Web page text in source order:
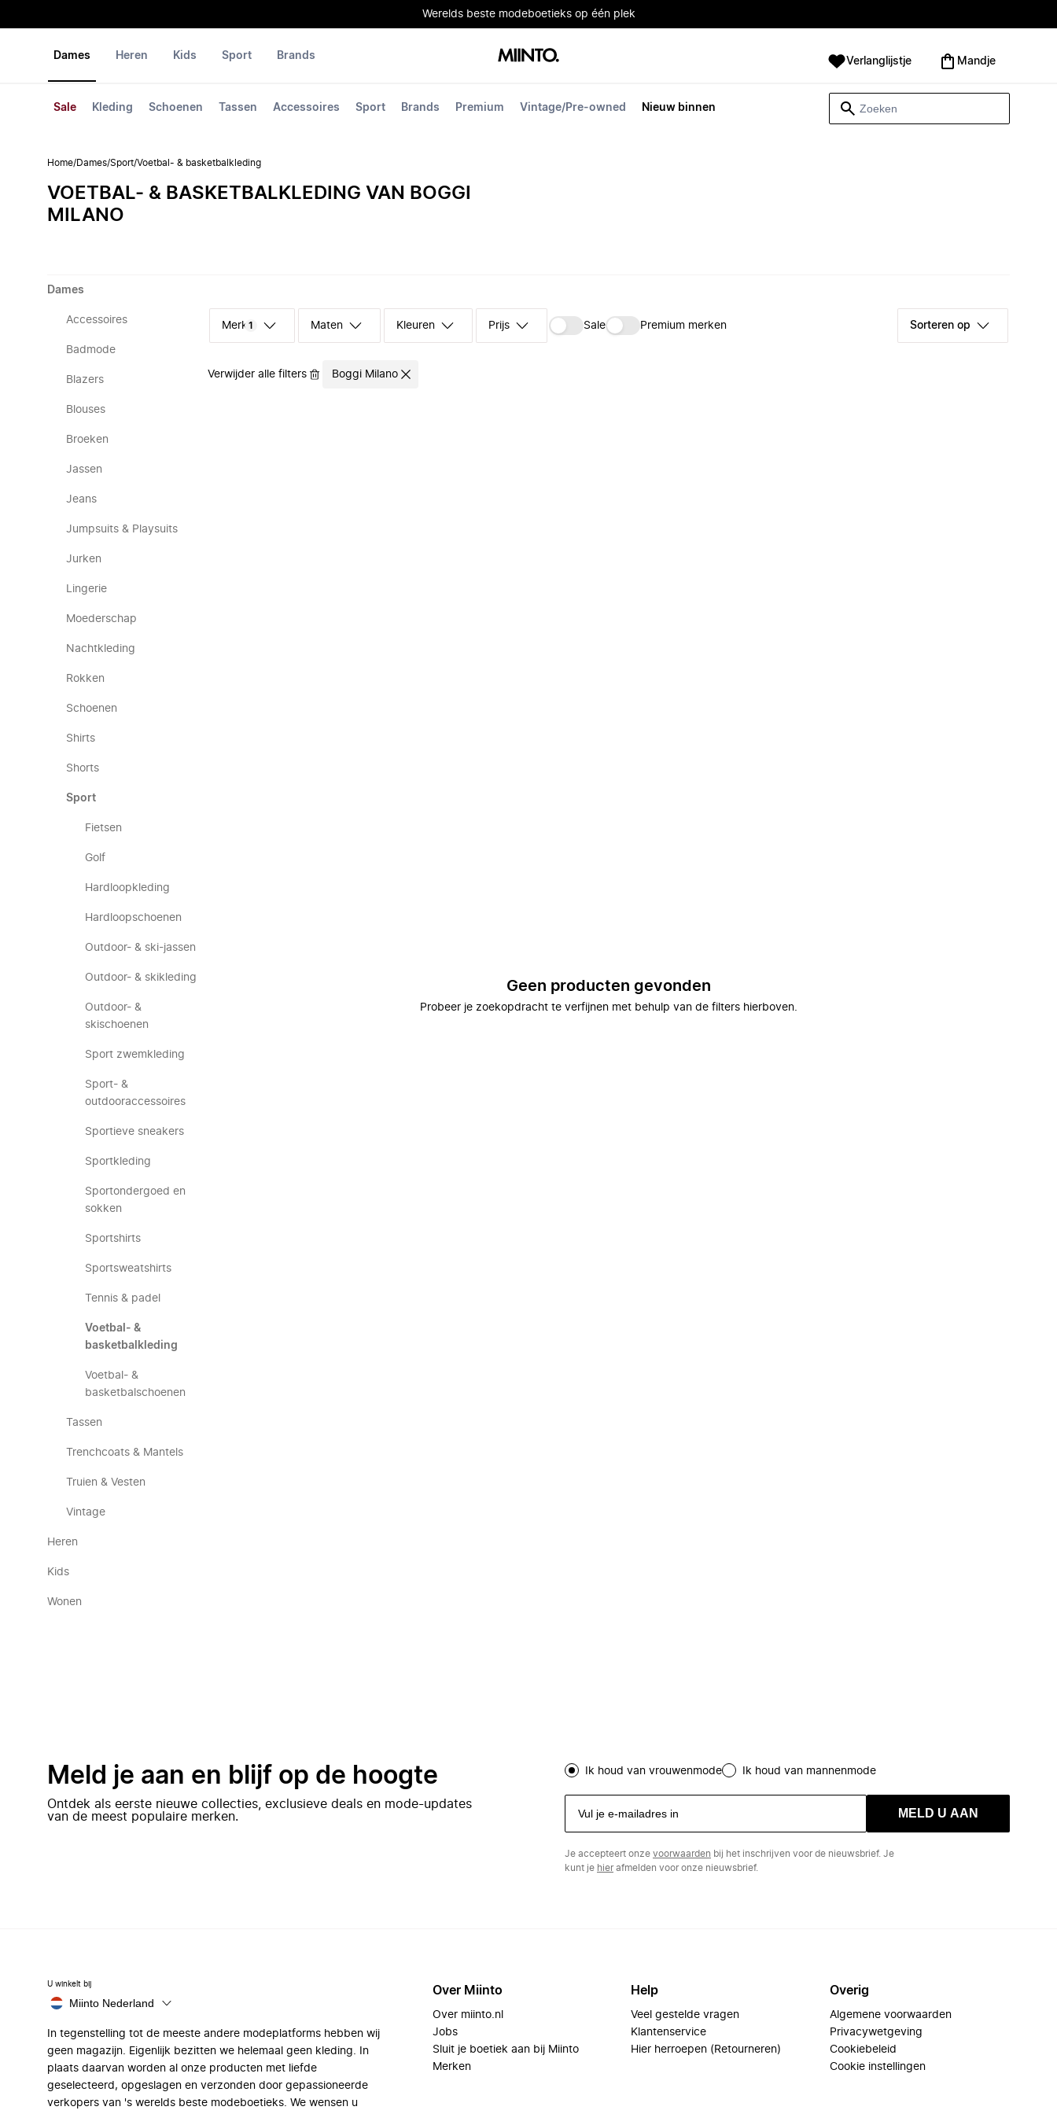
Werelds beste modeboetieks op één plek
Dames
Sale Kleding Schoenen Tassen Accessoires Sport Brands Premium Vintage/Pre-owned Nieuw binnen
Heren Kids Sport Brands Verlanglijstje Mandje
Home/Dames/Sport/Voetbal- & basketbalkleding
VOETBAL- & BASKETBALKLEDING VAN BOGGI
MILANO
Dames
Accessoires
Badmode
Blazers
Blouses
Broeken
Jassen
Jeans
Jumpsuits & Playsuits
Jurken
Lingerie
Moederschap
Nachtkleding
Rokken
Schoenen
Shirts
Shorts
Sport
Fietsen
Golf
Hardloopkleding
Hardloopschoenen
Outdoor- & ski-jassen
Outdoor- & skikleding
Outdoor- &
skischoenen
Sport zwemkleding
Sport- &
outdooraccessoires
Sportieve sneakers
Sportkleding
Sportondergoed en
sokken
Sportshirts
Sportsweatshirts
Tennis & padel
Voetbal- &
basketbalkleding
Voetbal- &
basketbalschoenen
Tassen
Trenchcoats & Mantels
Truien & Vesten
Vintage
Heren
Kids
Wonen
Merk 1 Maten Kleuren Prijs Sale Premium merken Sorteren op
Verwijder alle filters Boggi Milano
Geen producten gevonden
Probeer je zoekopdracht te verfijnen met behulp van de filters hierboven.
Meld je aan en blijf op de hoogte
Ontdek als eerste nieuwe collecties, exclusieve deals en mode-updates
van de meest populaire merken.
Ik houd van vrouwenmode Ik houd van mannenmode
MELD U AAN
Je accepteert onze voorwaarden bij het inschrijven voor de nieuwsbrief. Je
kunt je hierafmelden voor onze nieuwsbrief.
U winkelt bij
Miinto Nederland
In tegenstelling tot de meeste andere modeplatforms hebben wij
geen magazijn. Eigenlijk bezitten we helemaal geen kleding. In
plaats daarvan worden al onze producten met liefde
geselecteerd, opgeslagen en verzonden door gepassioneerde
verkopers van 's werelds beste modeboetieks. We wensen u
Over Miinto
Over miinto.nl
Jobs
Sluit je boetiek aan bij Miinto
Merken
Help
Veel gestelde vragen
Klantenservice
Hier herroepen (Retourneren)
Overig
Algemene voorwaarden
Privacywetgeving
Cookiebeleid
Cookie instellingen